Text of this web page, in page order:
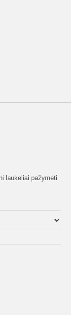
laukeliai pažymėti